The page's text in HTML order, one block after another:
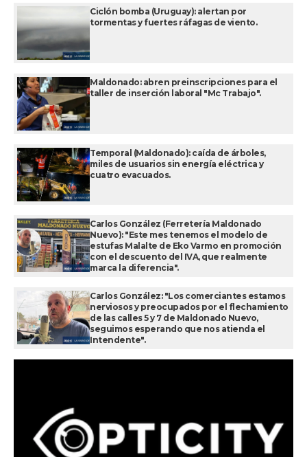
Ciclón bomba (Uruguay): alertan por
tormentas y fuertes ráfagas de viento.
Maldonado: abren preinscripciones para el
taller de inserción laboral "Mc Trabajo".
Temporal (Maldonado): caída de árboles,
miles de usuarios sin energía eléctrica y
cuatro evacuados.
Carlos González (Ferretería Maldonado
Nuevo): "Este mes tenemos el modelo de
estufas Malalte de Eko Varmo en promoción
con el descuento del IVA, que realmente
marca la diferencia".
Carlos González: "Los comerciantes estamos
nerviosos y preocupados por el flechamiento
de las calles 5 y 7 de Maldonado Nuevo,
seguimos esperando que nos atienda el
Intendente".